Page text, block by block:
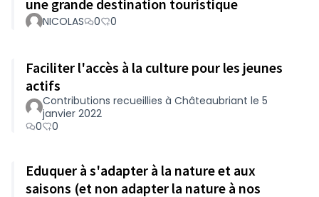
une grande destination touristique
NICOLAS 0 0
Faciliter l'accès à la culture pour les jeunes
actifs
Contributions recueillies à Châteaubriant le 5
janvier 2022
0
0
Eduquer à s'adapter à la nature et aux
saisons (et non adapter la nature à nos